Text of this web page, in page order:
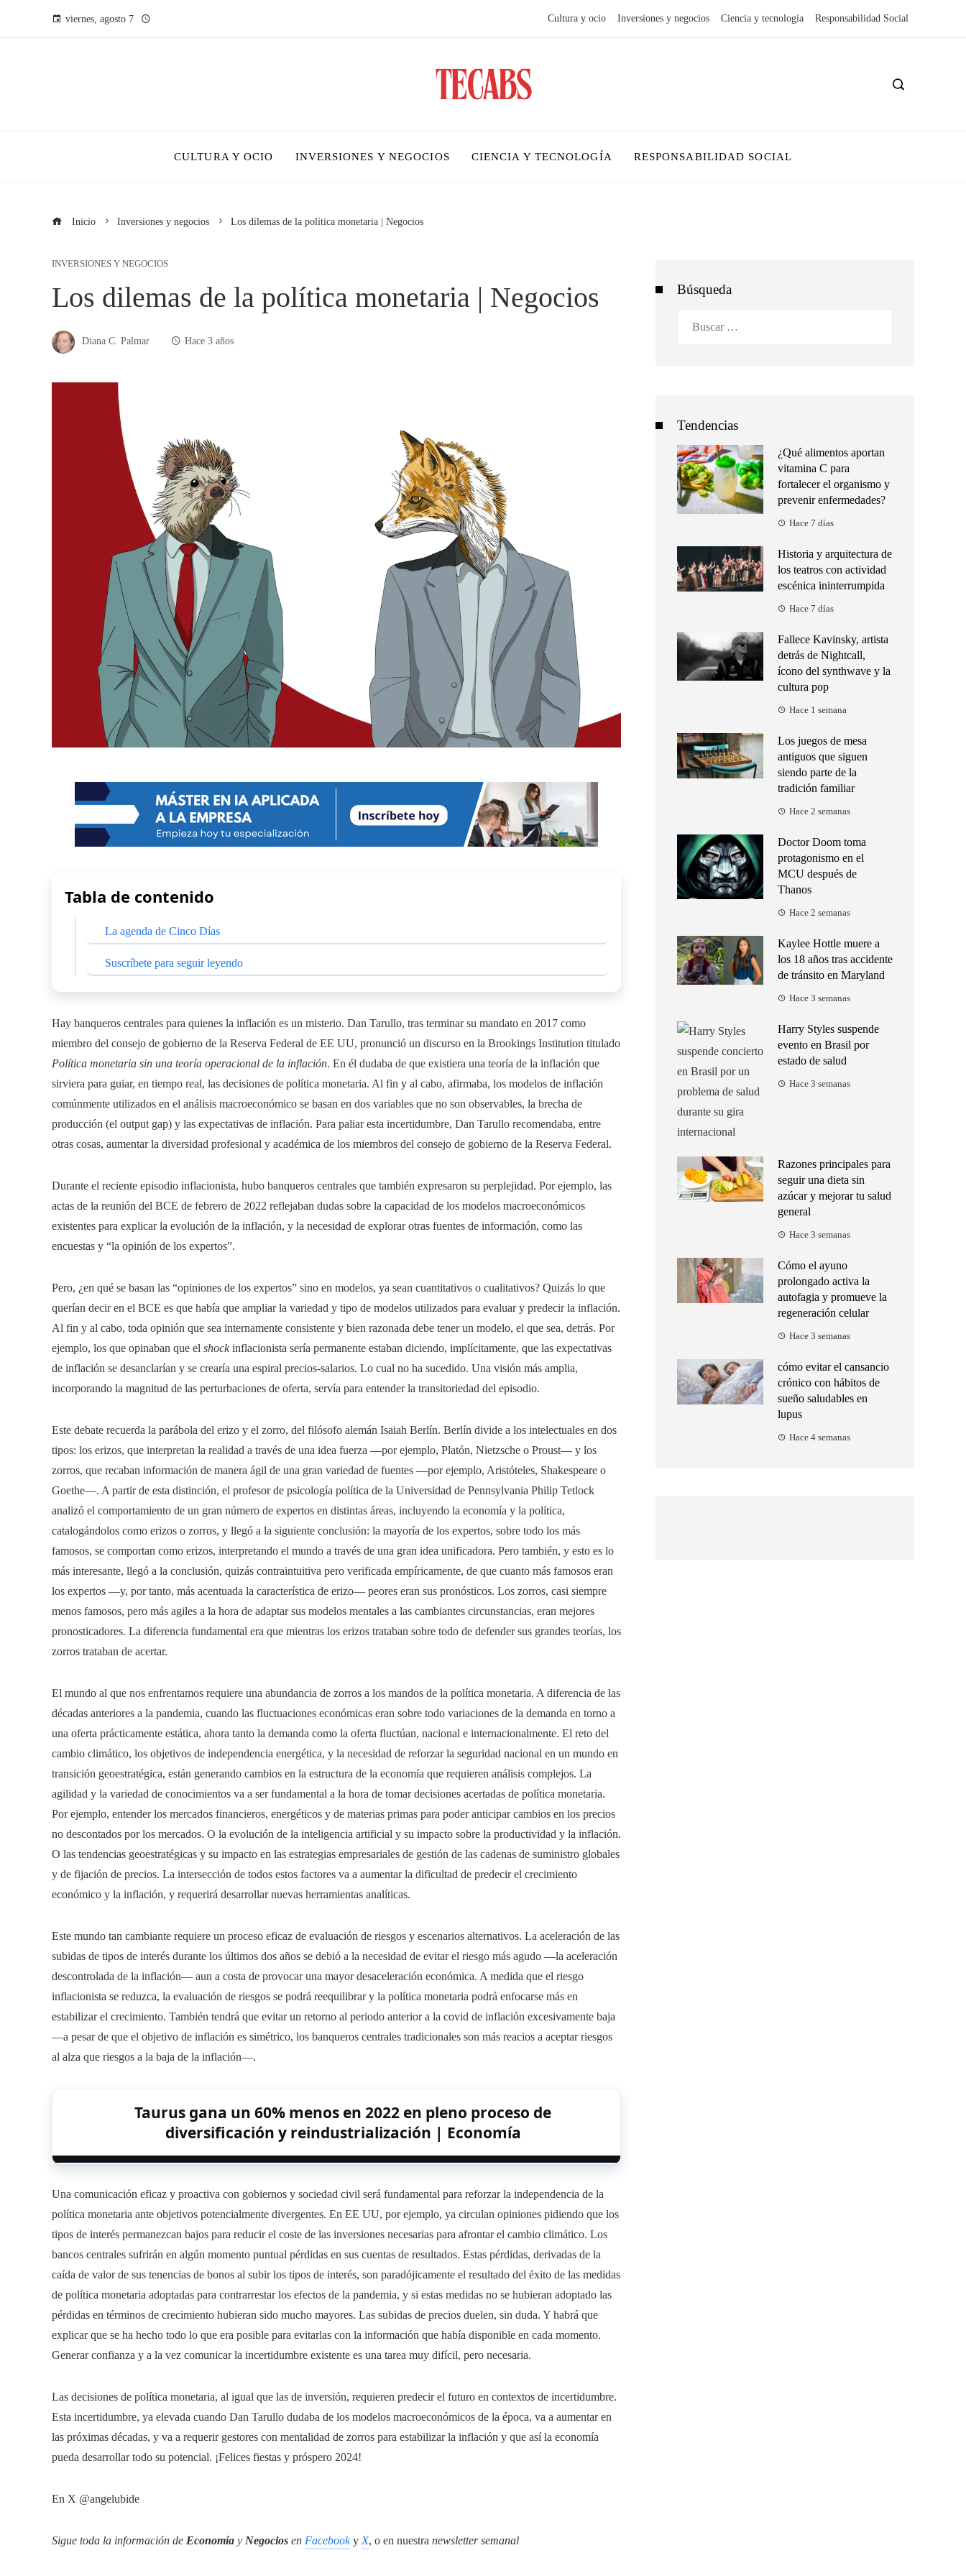
viernes, agosto 7 Cultura y ocio Inversiones y negocios Ciencia y tecnología Responsabilidad Social
CULTURA Y OCIO INVERSIONES Y NEGOCIOS CIENCIA Y TECNOLOGÍA RESPONSABILIDAD SOCIAL
Inicio Inversiones y negocios Los dilemas de la política monetaria | Negocios
INVERSIONES Y NEGOCIOS
Los dilemas de la política monetaria | Negocios
Diana C. Palmar Hace 3 años
Tabla de contenido
La agenda de Cinco Días
Suscríbete para seguir leyendo
Hay banqueros centrales para quienes la inflación es un misterio. Dan Tarullo, tras terminar su mandato en 2017 como
miembro del consejo de gobierno de la Reserva Federal de EE UU, pronunció un discurso en la Brookings Institution titulado
Política monetaria sin una teoría operacional de la inflación. En él dudaba de que existiera una teoría de la inflación que
sirviera para guiar, en tiempo real, las decisiones de política monetaria. Al fin y al cabo, afirmaba, los modelos de inflación
comúnmente utilizados en el análisis macroeconómico se basan en dos variables que no son observables, la brecha de
producción (el output gap) y las expectativas de inflación. Para paliar esta incertidumbre, Dan Tarullo recomendaba, entre
otras cosas, aumentar la diversidad profesional y académica de los miembros del consejo de gobierno de la Reserva Federal.
Durante el reciente episodio inflacionista, hubo banqueros centrales que también expresaron su perplejidad. Por ejemplo, las
actas de la reunión del BCE de febrero de 2022 reflejaban dudas sobre la capacidad de los modelos macroeconómicos
existentes para explicar la evolución de la inflación, y la necesidad de explorar otras fuentes de información, como las
encuestas y “la opinión de los expertos”.
Pero, ¿en qué se basan las “opiniones de los expertos” sino en modelos, ya sean cuantitativos o cualitativos? Quizás lo que
querían decir en el BCE es que había que ampliar la variedad y tipo de modelos utilizados para evaluar y predecir la inflación.
Al fin y al cabo, toda opinión que sea internamente consistente y bien razonada debe tener un modelo, el que sea, detrás. Por
ejemplo, los que opinaban que el shockinflacionista sería permanente estaban diciendo, implícitamente, que las expectativas
de inflación se desanclarían y se crearía una espiral precios-salarios. Lo cual no ha sucedido. Una visión más amplia,
incorporando la magnitud de las perturbaciones de oferta, servía para entender la transitoriedad del episodio.
Este debate recuerda la parábola del erizo y el zorro, del filósofo alemán Isaiah Berlín. Berlín divide a los intelectuales en dos
tipos: los erizos, que interpretan la realidad a través de una idea fuerza —por ejemplo, Platón, Nietzsche o Proust— y los
zorros, que recaban información de manera ágil de una gran variedad de fuentes —por ejemplo, Aristóteles, Shakespeare o
Goethe—. A partir de esta distinción, el profesor de psicología política de la Universidad de Pennsylvania Philip Tetlock
analizó el comportamiento de un gran número de expertos en distintas áreas, incluyendo la economía y la política,
catalogándolos como erizos o zorros, y llegó a la siguiente conclusión: la mayoría de los expertos, sobre todo los más
famosos, se comportan como erizos, interpretando el mundo a través de una gran idea unificadora. Pero también, y esto es lo
más interesante, llegó a la conclusión, quizás contraintuitiva pero verificada empíricamente, de que cuanto más famosos eran
los expertos —y, por tanto, más acentuada la característica de erizo— peores eran sus pronósticos. Los zorros, casi siempre
menos famosos, pero más agiles a la hora de adaptar sus modelos mentales a las cambiantes circunstancias, eran mejores
pronosticadores. La diferencia fundamental era que mientras los erizos trataban sobre todo de defender sus grandes teorías, los
zorros trataban de acertar.
El mundo al que nos enfrentamos requiere una abundancia de zorros a los mandos de la política monetaria. A diferencia de las
décadas anteriores a la pandemia, cuando las fluctuaciones económicas eran sobre todo variaciones de la demanda en torno a
una oferta prácticamente estática, ahora tanto la demanda como la oferta fluctúan, nacional e internacionalmente. El reto del
cambio climático, los objetivos de independencia energética, y la necesidad de reforzar la seguridad nacional en un mundo en
transición geoestratégica, están generando cambios en la estructura de la economía que requieren análisis complejos. La
agilidad y la variedad de conocimientos va a ser fundamental a la hora de tomar decisiones acertadas de política monetaria.
Por ejemplo, entender los mercados financieros, energéticos y de materias primas para poder anticipar cambios en los precios
no descontados por los mercados. O la evolución de la inteligencia artificial y su impacto sobre la productividad y la inflación.
O las tendencias geoestratégicas y su impacto en las estrategias empresariales de gestión de las cadenas de suministro globales
y de fijación de precios. La intersección de todos estos factores va a aumentar la dificultad de predecir el crecimiento
económico y la inflación, y requerirá desarrollar nuevas herramientas analíticas.
Este mundo tan cambiante requiere un proceso eficaz de evaluación de riesgos y escenarios alternativos. La aceleración de las
subidas de tipos de interés durante los últimos dos años se debió a la necesidad de evitar el riesgo más agudo —la aceleración
descontrolada de la inflación— aun a costa de provocar una mayor desaceleración económica. A medida que el riesgo
inflacionista se reduzca, la evaluación de riesgos se podrá reequilibrar y la política monetaria podrá enfocarse más en
estabilizar el crecimiento. También tendrá que evitar un retorno al periodo anterior a la covid de inflación excesivamente baja
—a pesar de que el objetivo de inflación es simétrico, los banqueros centrales tradicionales son más reacios a aceptar riesgos
al alza que riesgos a la baja de la inflación—.
Taurus gana un 60% menos en 2022 en pleno proceso de
diversificación y reindustrialización | Economía
Una comunicación eficaz y proactiva con gobiernos y sociedad civil será fundamental para reforzar la independencia de la
política monetaria ante objetivos potencialmente divergentes. En EE UU, por ejemplo, ya circulan opiniones pidiendo que los
tipos de interés permanezcan bajos para reducir el coste de las inversiones necesarias para afrontar el cambio climático. Los
bancos centrales sufrirán en algún momento puntual pérdidas en sus cuentas de resultados. Estas pérdidas, derivadas de la
caída de valor de sus tenencias de bonos al subir los tipos de interés, son paradójicamente el resultado del éxito de las medidas
de política monetaria adoptadas para contrarrestar los efectos de la pandemia, y si estas medidas no se hubieran adoptado las
pérdidas en términos de crecimiento hubieran sido mucho mayores. Las subidas de precios duelen, sin duda. Y habrá que
explicar que se ha hecho todo lo que era posible para evitarlas con la información que había disponible en cada momento.
Generar confianza y a la vez comunicar la incertidumbre existente es una tarea muy difícil, pero necesaria.
Las decisiones de política monetaria, al igual que las de inversión, requieren predecir el futuro en contextos de incertidumbre.
Esta incertidumbre, ya elevada cuando Dan Tarullo dudaba de los modelos macroeconómicos de la época, va a aumentar en
las próximas décadas, y va a requerir gestores con mentalidad de zorros para estabilizar la inflación y que así la economía
pueda desarrollar todo su potencial. ¡Felices fiestas y próspero 2024!
En X @angelubide
Sigue toda la información de Economía y Negocios en Facebooky X, o en nuestra newsletter semanal
Búsqueda
Tendencias
¿Qué alimentos aportan
vitamina C para
fortalecer el organismo y
prevenir enfermedades?
Hace 7 días
Historia y arquitectura de
los teatros con actividad
escénica ininterrumpida
Hace 7 días
Fallece Kavinsky, artista
detrás de Nightcall,
ícono del synthwave y la
cultura pop
Hace 1 semana
Los juegos de mesa
antiguos que siguen
siendo parte de la
tradición familiar
Hace 2 semanas
Doctor Doom toma
protagonismo en el
MCU después de
Thanos
Hace 2 semanas
Kaylee Hottle muere a
los 18 años tras accidente
de tránsito en Maryland
Hace 3 semanas
Harry Styles suspende
evento en Brasil por
estado de salud
Hace 3 semanas
Razones principales para
seguir una dieta sin
azúcar y mejorar tu salud
general
Hace 3 semanas
Cómo el ayuno
prolongado activa la
autofagia y promueve la
regeneración celular
Hace 3 semanas
cómo evitar el cansancio
crónico con hábitos de
sueño saludables en
lupus
Hace 4 semanas